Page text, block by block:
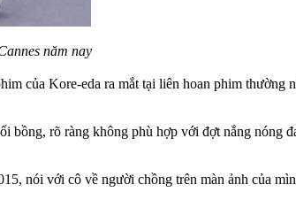
năm nay
của Kore-eda ra mắt tại liên hoan phim thường
bồng, rõ ràng không phù hợp với đợt nắng nóng
nói với cô về người chồng trên màn ảnh của